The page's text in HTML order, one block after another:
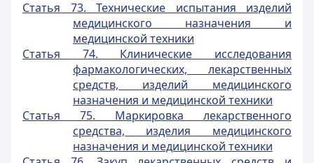
Статья 73. Технические испытания изделий
медицинского назначения и
медицинской техники
Статья 74. Клинические исследования
фармакологических, лекарственных
средств, изделий медицинского
назначения и медицинской техники
Статья 75. Маркировка лекарственного
средства, изделия медицинского
назначения и медицинской техники